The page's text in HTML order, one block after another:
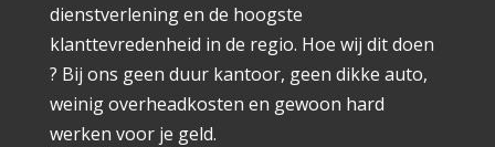
dienstverlening en de hoogste
klanttevredenheid in de regio. Hoe wij dit doen
? Bij ons geen duur kantoor, geen dikke auto,
weinig overheadkosten en gewoon hard
werken voor je geld.